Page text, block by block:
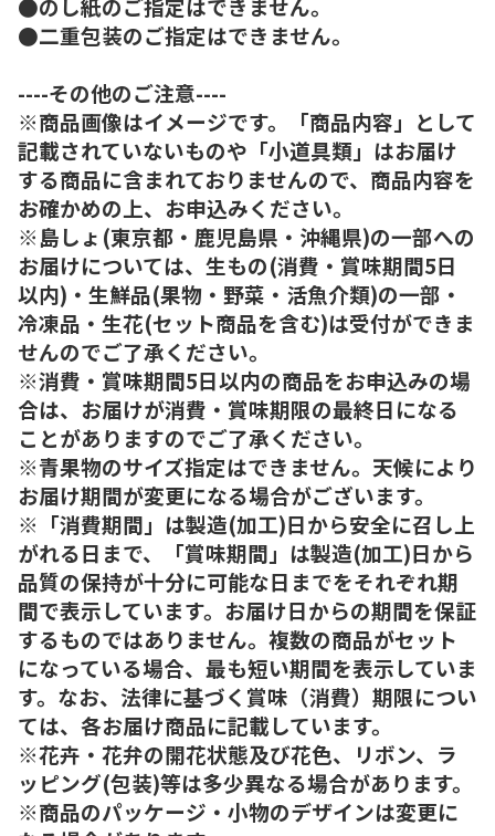
●二重包装のご指定はできません。
----その他のご注意----
※商品画像はイメージです。「商品内容」として
記載されていないものや「小道具類」はお届け
する商品に含まれておりませんので、商品内容を
お確かめの上、お申込みください。
※島しょ(東京都・鹿児島県・沖縄県)の一部への
お届けについては、生もの(消費・賞味期間5日
以内)・生鮮品(果物・野菜・活魚介類)の一部・
冷凍品・生花(セット商品を含む)は受付ができま
せんのでご了承ください。
※消費・賞味期間5日以内の商品をお申込みの場
合は、お届けが消費・賞味期限の最終日になる
ことがありますのでご了承ください。
※青果物のサイズ指定はできません。天候により
お届け期間が変更になる場合がございます。
※「消費期間」は製造(加工)日から安全に召し上
がれる日まで、「賞味期間」は製造(加工)日から
品質の保持が十分に可能な日までをそれぞれ期
間で表示しています。お届け日からの期間を保証
するものではありません。複数の商品がセット
になっている場合、最も短い期間を表示していま
す。なお、法律に基づく賞味（消費）期限につい
ては、各お届け商品に記載しています。
※花卉・花弁の開花状態及び花色、リボン、ラ
ッピング(包装)等は多少異なる場合があります。
※商品のパッケージ・小物のデザインは変更に